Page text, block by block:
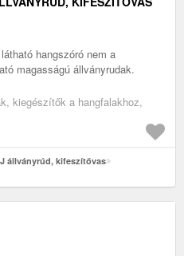
hangszóró nem a
magasságú állványrudak.
kiegészítők a hangfalakhoz,
állványrúd, kifeszítővas